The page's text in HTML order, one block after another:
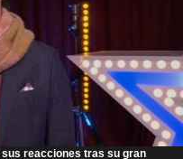
reacciones tras su gran